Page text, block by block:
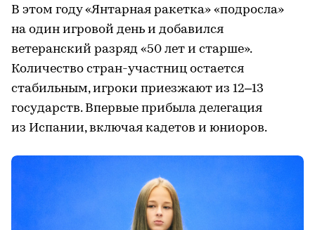
В этом году «Янтарная ракетка» «подросла»
на один игровой день и добавился
ветеранский разряд «50 лет и старше».
Количество стран-участниц остается
стабильным, игроки приезжают из 12–13
государств. Впервые прибыла делегация
из Испании, включая кадетов и юниоров.